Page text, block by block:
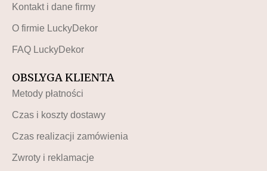
Kontakt i dane firmy
O firmie LuckyDekor
FAQ LuckyDekor
OBSLYGA KLIENTA
Metody płatności
Czas i koszty dostawy
Czas realizacji zamówienia
Zwroty i reklamacje